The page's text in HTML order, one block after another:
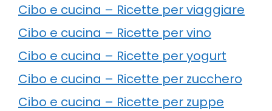
Cibo e cucina – Ricette per viaggiare
Cibo e cucina – Ricette per vino
Cibo e cucina – Ricette per yogurt
Cibo e cucina – Ricette per zucchero
Cibo e cucina – Ricette per zuppe